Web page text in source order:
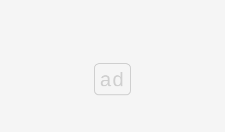
ad